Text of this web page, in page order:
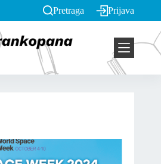
Pretraga Prijava